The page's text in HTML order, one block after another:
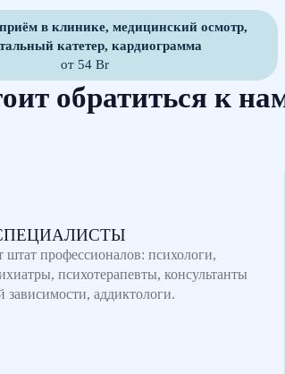
в клинике, медицинский осмотр,
катетер, кардиограмма
от 54 Br
обратиться к
штат профессионалов: психологи,
психотерапевты, консультанты
зависимости, аддиктологи.